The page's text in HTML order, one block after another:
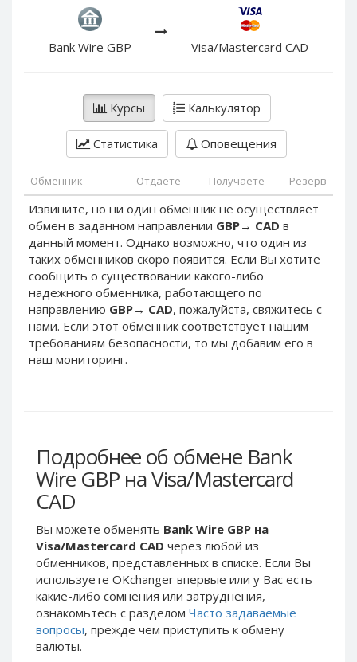
Bank Wire GBP Visa/Mastercard CAD
Курсы Калькулятор
Статистика Оповещения
Обменник Отдаете Получаете Резерв
Извините, но ни один обменник не осуществляет
обмен в заданном направлении GBP→ CAD в
данный момент. Однако возможно, что один из
таких обменников скоро появится. Если Вы хотите
сообщить о существовании какого-либо
надежного обменника, работающего по
направлению GBP→ CAD, пожалуйста, свяжитесь с
нами. Если этот обменник соответствует нашим
требованиям безопасности, то мы добавим его в
наш мониторинг.
Подробнее об обмене Bank
Wire GBP на Visa/Mastercard
CAD
Вы можете обменять Bank Wire GBP на
Visa/Mastercard CAD через любой из
обменников, представленных в списке. Если Вы
используете OKchanger впервые или у Вас есть
какие-либо сомнения или затруднения,
ознакомьтесь с разделом Часто задаваемые
вопросы, прежде чем приступить к обмену
валюты.
PayPal DKK
PayPal HKD
PayPal NZD
PayPal NOK
PayPal PLN
PayPal SEK
PayPal CHF
PayPal MYR
Webmoney WMZ
Webmoney WMR
Webmoney WME
Webmoney WMU
Webmoney WMK
Skril EUR
Skril INR
Skril PLN
Skril GBP
Skril AUD
Skril NOK
Skril SEK
Paxum USD
Paxum EUR
PayPal DKK
PayPal HKD
PayPal NZD
PayPal NOK
PayPal PLN
PayPal SEK
PayPal CHF
PayPal MYR
Webmoney WMZ
Webmoney WMR
Webmoney WME
Webmoney WMU
Webmoney WMK
Skril EUR
Skril INR
Skril GBP
Skril AUD
Skril NOK
Skril SEK
Paxum USD